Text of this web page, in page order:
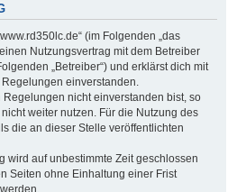
(im Folgenden „das
Nutzungsvertrag mit dem Betreiber
„Betreiber“) und erklärst dich mit
einverstanden.
Regelungen nicht einverstanden bist, so
weiter nutzen. Für die Nutzung des
die an dieser Stelle veröffentlichten
wird auf unbestimmte Zeit geschlossen
Seiten ohne Einhaltung einer Frist